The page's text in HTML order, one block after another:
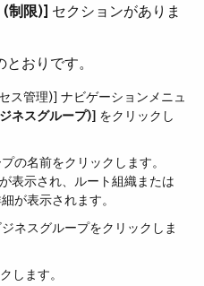
制限)] ​ セクションがありま
おりです。
ス管理)] ナビゲーションメニュ
ネスグループ)] ​ をクリックし
の名前をクリックします。
表示され、ルート組織または
が表示されます。
ネスグループをクリックしま
します。